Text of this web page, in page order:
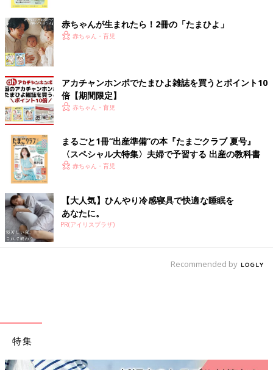
出典：Instagramアカウント「______shiro_1」
「初めてカーゴパンツを買った」という、______shiro_1さんがゲ
ウィークエンド）」のものだそうです。
甘カジスタイル好きのキッズにも♪ 刺しゅうロンT
赤ちゃんが生まれたら！2冊の「たまひよ」
赤ちゃん・育児
アカチャンホンポでたまひよ雑誌を買うとポイント10
倍【期間限定】
赤ちゃん・育児
まるごと1冊“出産準備”の本『たまごクラブ 夏号』
〈スペシャル大特集〉夫婦で予習する 出産の教科書
赤ちゃん・育児
【大人気】ひんやり冷感寝具で快適な睡眠を
あなたに。
PR(アイリスプラザ)
Recommended by
特集